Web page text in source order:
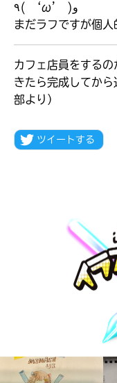
٩( ‘ω’ )و
まだラフですが個
カフェ店員をする
きたら完成してか
部より）